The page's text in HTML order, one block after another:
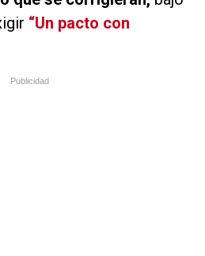
“Un pacto con
Publicidad